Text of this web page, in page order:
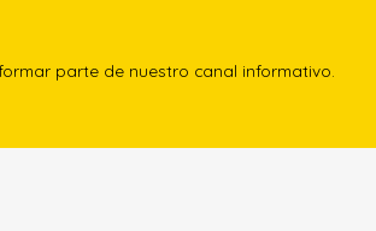
parte de nuestro canal informativo.